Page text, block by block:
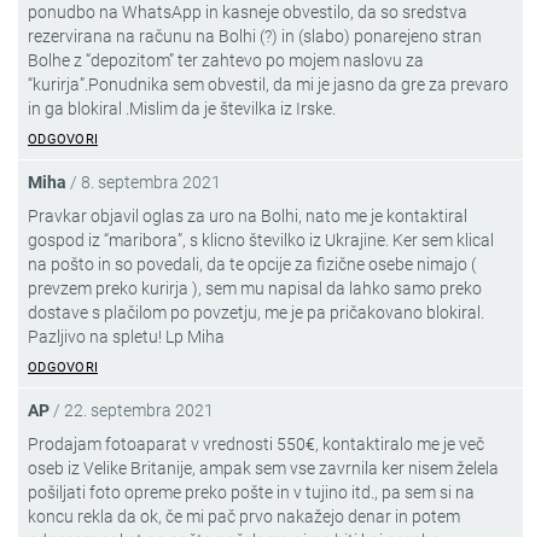
ponudbo na WhatsApp in kasneje obvestilo, da so sredstva
rezervirana na računu na Bolhi (?) in (slabo) ponarejeno stran
Bolhe z “depozitom” ter zahtevo po mojem naslovu za
“kurirja”.Ponudnika sem obvestil, da mi je jasno da gre za prevaro
in ga blokiral .Mislim da je številka iz Irske.
ODGOVORI
Miha / 8. septembra 2021
Pravkar objavil oglas za uro na Bolhi, nato me je kontaktiral
gospod iz “maribora”, s klicno številko iz Ukrajine. Ker sem klical
na pošto in so povedali, da te opcije za fizične osebe nimajo (
prevzem preko kurirja ), sem mu napisal da lahko samo preko
dostave s plačilom po povzetju, me je pa pričakovano blokiral.
Pazljivo na spletu! Lp Miha
ODGOVORI
AP / 22. septembra 2021
Prodajam fotoaparat v vrednosti 550€, kontaktiralo me je več
oseb iz Velike Britanije, ampak sem vse zavrnila ker nisem želela
pošiljati foto opreme preko pošte in v tujino itd., pa sem si na
koncu rekla da ok, če mi pač prvo nakažejo denar in potem